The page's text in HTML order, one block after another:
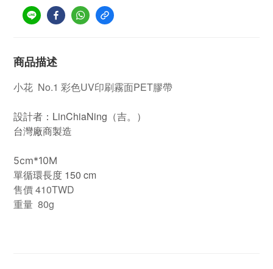
商品描述
小花 No.1 彩色UV印刷霧面PET膠帶
設計者：LinChiaNing（吉。）
台灣廠商製造
5cm*10M
單循環長度 150 cm
售價 410TWD
重量 80g